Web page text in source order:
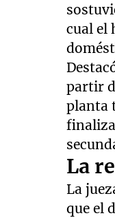
cual el
partir
planta
finaliza
La
La
que el